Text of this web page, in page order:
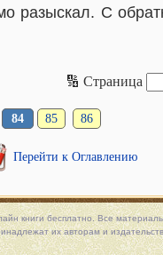
разыскал. С
🔢 Страница
84 85 86
Перейти к Оглавлению
книгибесплатно. Все материалы
их авторам и